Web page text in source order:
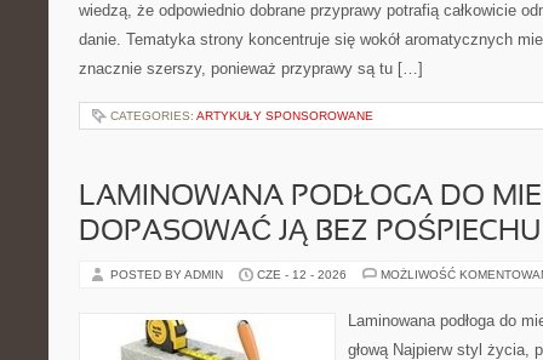
wiedzą, że odpowiednio dobrane przyprawy potrafią całkowicie
danie. Tematyka strony koncentruje się wokół aromatycznych
znacznie szerszy, ponieważ przyprawy są tu […]
CATEGORIES: ARTYKUŁY SPONSOROWANE
LAMINOWANA PODŁOGA DO
DOPASOWAĆ JĄ BEZ POŚPIECHU
POSTED BY ADMIN CZE - 12 - 2026 MOŻLIWOŚĆ
Laminowana podłoga do
głową Najpierw styl życia,